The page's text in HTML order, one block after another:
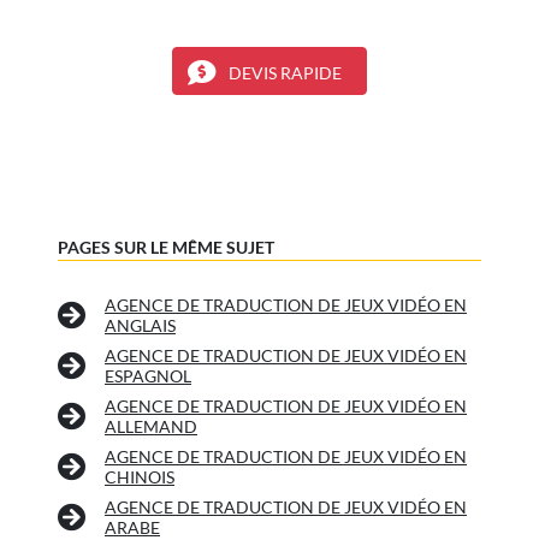
DEVIS RAPIDE
PAGES SUR LE MÊME SUJET
AGENCE DE TRADUCTION DE JEUX VIDÉO EN
ANGLAIS
AGENCE DE TRADUCTION DE JEUX VIDÉO EN
ESPAGNOL
AGENCE DE TRADUCTION DE JEUX VIDÉO EN
ALLEMAND
AGENCE DE TRADUCTION DE JEUX VIDÉO EN
CHINOIS
AGENCE DE TRADUCTION DE JEUX VIDÉO EN
ARABE